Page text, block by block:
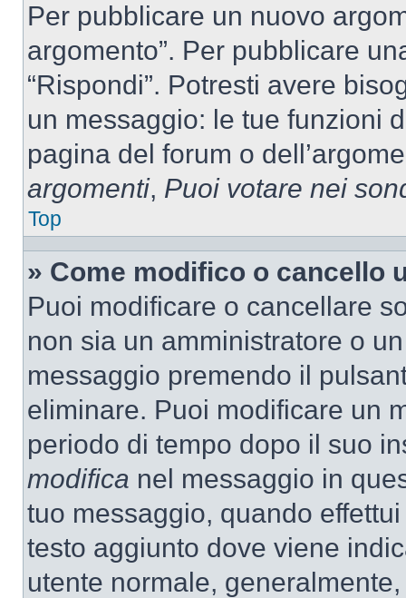
Per pubblicare un nuovo
argomento”. Per pubblicare
“Rispondi”. Potresti avere
un messaggio: le tue funzioni
pagina del forum o
argomenti, Puoi votare nei
Top
» Come modifico o cancello
Puoi modificare o cancellare
non sia un amministratore o
messaggio premendo il
eliminare. Puoi modificare un
periodo di tempo dopo il suo
modifica nel messaggio in
tuo messaggio, quando
testo aggiunto dove viene
utente normale,